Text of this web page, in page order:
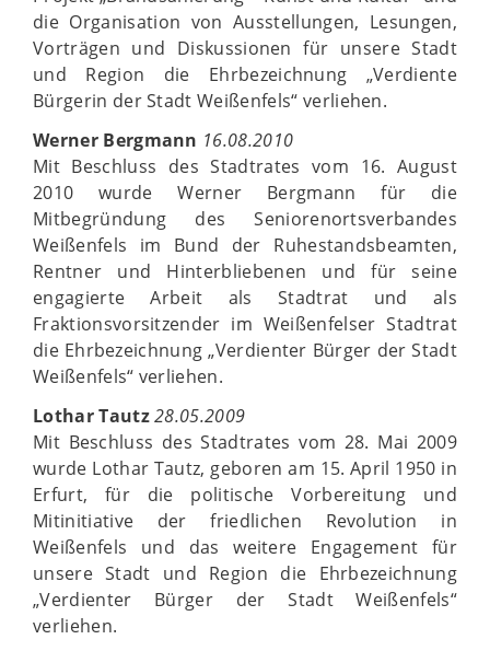
die Organisation von Ausstellungen, Lesungen,
Vorträgen und Diskussionen für unsere Stadt
und Region die Ehrbezeichnung „Verdiente
Bürgerin der Stadt Weißenfels“ verliehen.
Werner Bergmann 16.08.2010
Mit Beschluss des Stadtrates vom 16. August
2010 wurde Werner Bergmann für die
Mitbegründung des Seniorenortsverbandes
Weißenfels im Bund der Ruhestandsbeamten,
Rentner und Hinterbliebenen und für seine
engagierte Arbeit als Stadtrat und als
Fraktionsvorsitzender im Weißenfelser Stadtrat
die Ehrbezeichnung „Verdienter Bürger der Stadt
Weißenfels“ verliehen.
Lothar Tautz28.05.2009
Mit Beschluss des Stadtrates vom 28. Mai 2009
wurde Lothar Tautz, geboren am 15. April 1950 in
Erfurt, für die politische Vorbereitung und
Mitinitiative der friedlichen Revolution in
Weißenfels und das weitere Engagement für
unsere Stadt und Region die Ehrbezeichnung
„Verdienter Bürger der Stadt Weißenfels“
verliehen.